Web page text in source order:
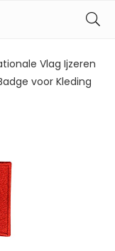
Vlag Ijzeren
voor Kleding